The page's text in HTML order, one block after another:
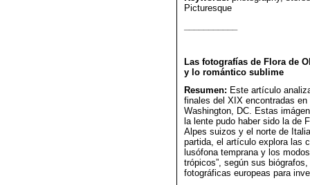
Picturesque
Las fotografías de Flora de
y lo romántico sublime
Resumen: Este artículo
finales del XIX encontradas
Washington, DC. Estas
la lente pudo haber sido la de
Alpes suizos y el norte de
partida, el artículo explora las
lusófona temprana y los
trópicos”, según sus
fotográficas europeas para